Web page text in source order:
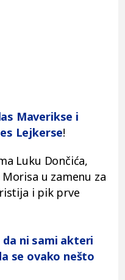
Maverikse i
Lejkerse!
Luku Dončića,
u zamenu za
i pik prve
ni sami akteri
se ovako nešto